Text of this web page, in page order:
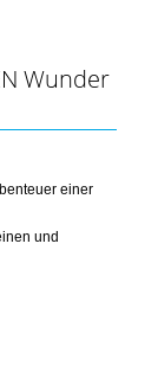
Wunder
einer
und